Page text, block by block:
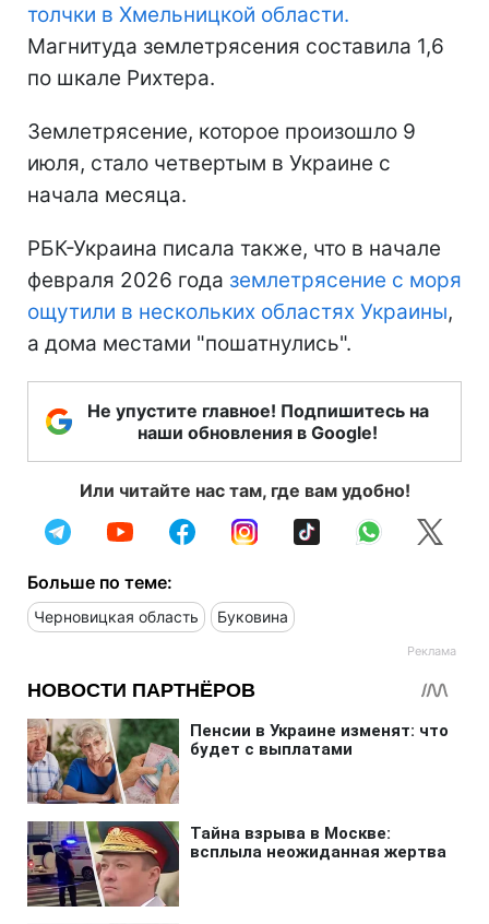
толчки в Хмельницкой области.
Магнитуда землетрясения составила 1,6
по шкале Рихтера.
Землетрясение, которое произошло 9
июля, стало четвертым в Украине с
начала месяца.
РБК-Украина писала также, что в начале
февраля 2026 года землетрясение с моря
ощутили в нескольких областях Украины,
а дома местами "пошатнулись".
Не упустите главное! Подпишитесь на
наши обновления в Google!
Или читайте нас там, где вам удобно!
Больше по теме:
Черновицкая область Буковина